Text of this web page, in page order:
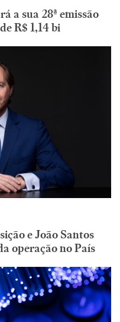
a sua 28ª emissão
R$ 1,14 bi
e João Santos
operação no País